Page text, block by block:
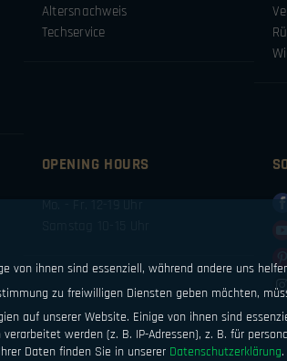
Altersnachweis
Techservice
OPENING HOURS
von ihnen sind essenziell, während andere uns
zu freiwilligen Diensten geben möchten,
auf unserer Website. Einige von ihnen sind
werden (z. B. IP-Adressen), z. B. für
Daten finden Sie in unserer Datenschutzerklärung.